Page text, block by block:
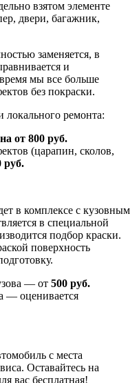
взятом элементе
двери, багажник,
заменяется, в
и
мы все больше
без покраски.
локального ремонта:
от 800 руб.
(царапин, сколов,
руб.
в комплексе с кузовным
в специальной
подбор краски.
поверхность
— от 500 руб.
— оценивается
с места
Оставайтесь на
вас бесплатная!